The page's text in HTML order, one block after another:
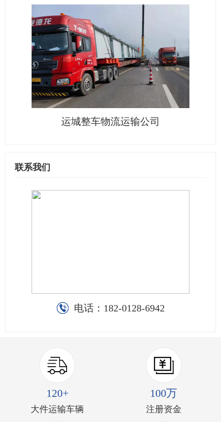
运城整车物流运输公司
联系我们
电话： 182-0128-6942
120+
大件运输车辆
100万
注册资金